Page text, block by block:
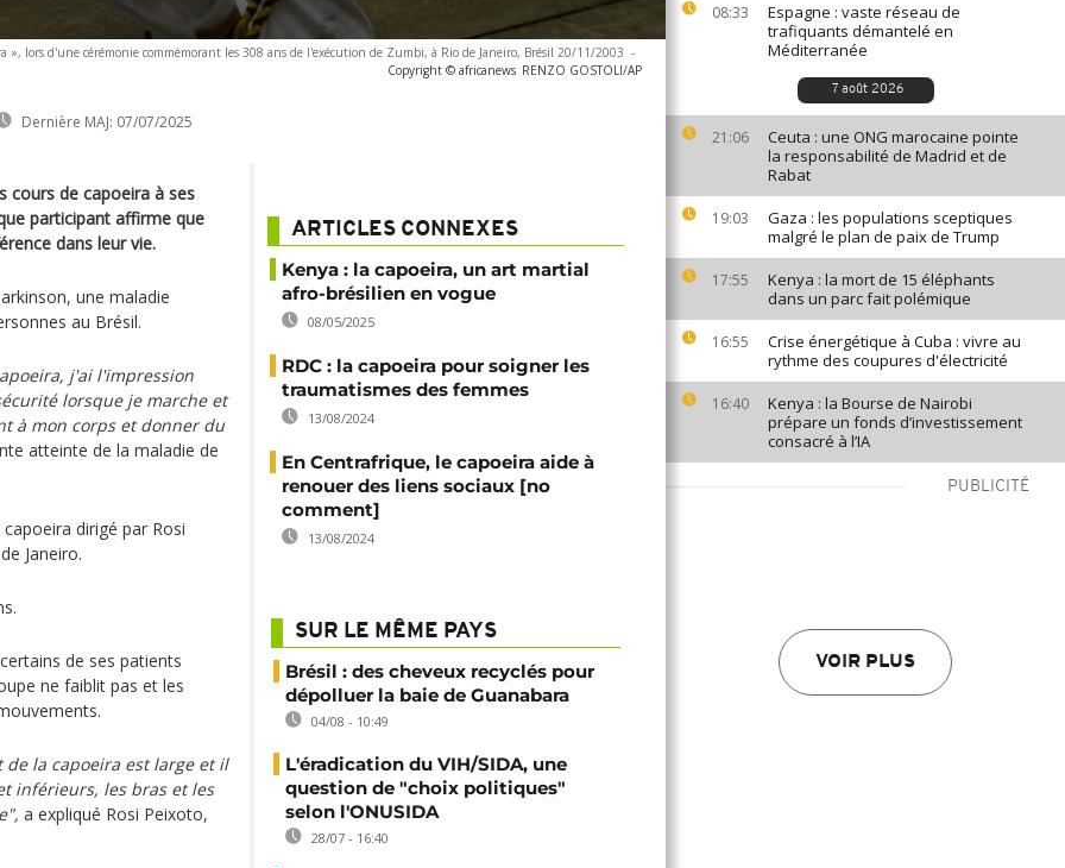
08:33
Espagne : vaste réseau de
trafiquants démantelé en
Méditerranée
7 août 2026
21:06
Ceuta : une ONG marocaine pointe
la responsabilité de Madrid et de
Rabat
19:03
Gaza : les populations sceptiques
malgré le plan de paix de Trump
17:55
Kenya : la mort de 15 éléphants
dans un parc fait polémique
16:55
Crise énergétique à Cuba : vivre au
rythme des coupures d'électricité
16:40
Kenya : la Bourse de Nairobi
prépare un fonds d’investissement
consacré à l’IA
PUBLICITÉ
VOIR PLUS
», lors d'une cérémonie commémorant les 308 ans de l'exécution de Zumbi, à Rio de Janeiro, Brésil 20/11/2003 -
Copyright © africanews RENZO GOSTOLI/AP
Dernière MAJ: 07/07/2025
cours de capoeira à ses
participant affirme que
dans leur vie.
une maladie
au Brésil.
j'ai l'impression
lorsque je marche et
à mon corps et donner du
atteinte de la maladie de
dirigé par Rosi
Janeiro.
de ses patients
ne faiblit pas et les
la capoeira est large et il
inférieurs, les bras et les
a expliqué Rosi Peixoto,
ARTICLES CONNEXES
Kenya : la capoeira, un art martial
afro-brésilien en vogue
08/05/2025
RDC : la capoeira pour soigner les
traumatismes des femmes
13/08/2024
En Centrafrique, le capoeira aide à
renouer des liens sociaux [no
comment]
13/08/2024
SUR LE MÊME PAYS
Brésil : des cheveux recyclés pour
dépolluer la baie de Guanabara
04/08 - 10:49
L'éradication du VIH/SIDA, une
question de "choix politiques"
selon l'ONUSIDA
28/07 - 16:40